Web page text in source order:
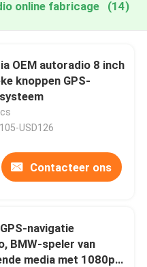
online fabricage (14)
OEM autoradio 8 inch
knoppen GPS-
USD126
Contacteer ons
navigatie
BMW-speler van
media met 1080p